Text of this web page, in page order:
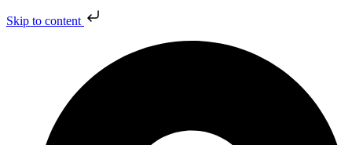
Skip to content